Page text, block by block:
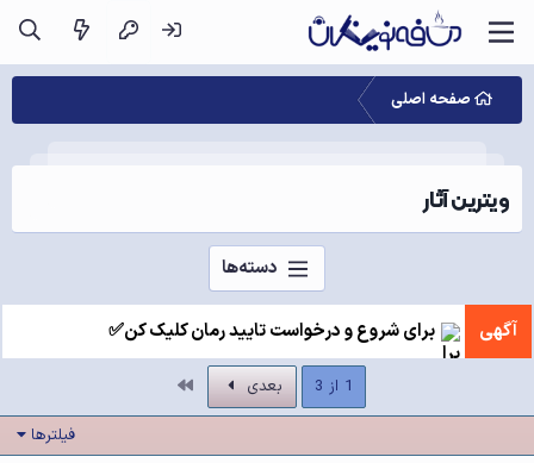
صفحه اصلی
ویترین آثار
دسته‌ها
آگهی برای شروع و درخواست تایید رمان کلیک کن✅
1 از 3 بعدی
فیلترها